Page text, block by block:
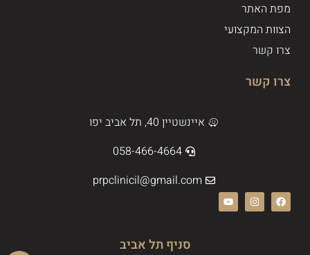
מפת האתר
הצוות המקצועי
צרו קשר
צרו קשר
איינשטיין 40, תל אביב יפו
058-466-4664
prpclinicil@gmail.com
סניף תל אביב